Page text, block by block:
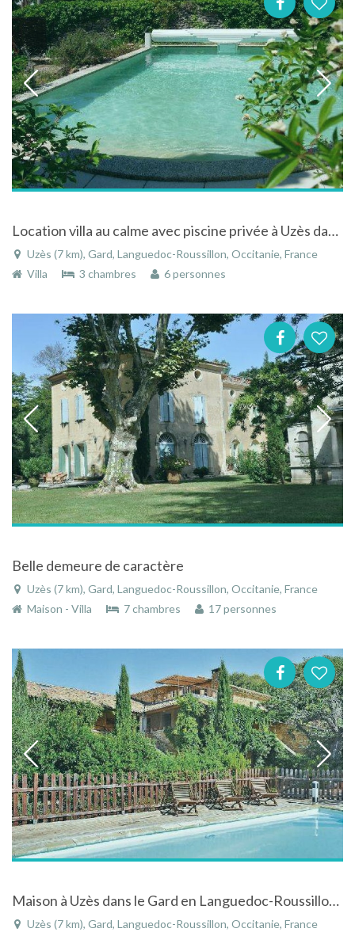
Location villa au calme avec piscine privée à Uzès dans le Languedoc-Roussillon
Uzès (7 km), Gard, Languedoc-Roussillon, Occitanie, France
Villa
3 chambres 6 personnes
Belle demeure de caractère
Uzès (7 km), Gard, Languedoc-Roussillon, Occitanie, France
Maison - Villa
7 chambres 17 personnes
Maison à Uzès dans le Gard en Languedoc-Roussillon avec piscine et vue panoramique
Uzès (7 km), Gard, Languedoc-Roussillon, Occitanie, France